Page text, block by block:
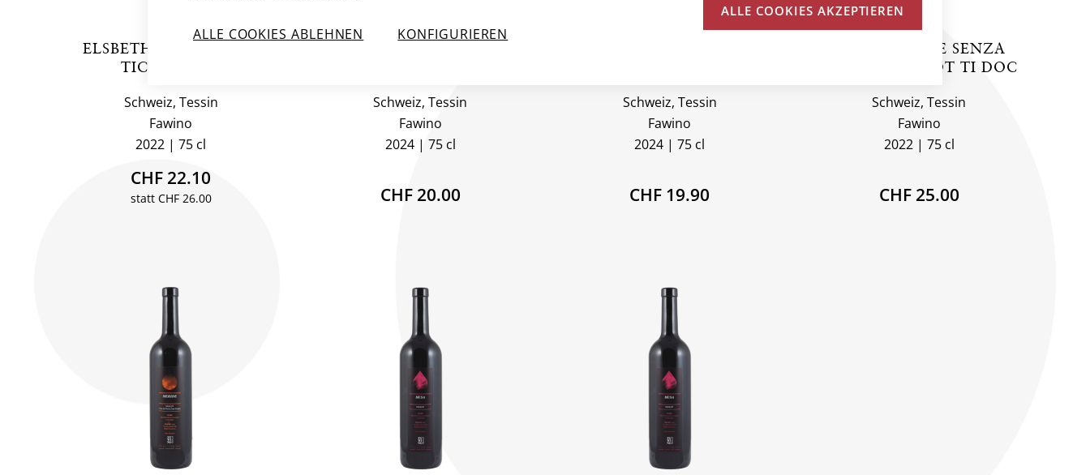
ELSBETH BIANCO DEL
TICINO DOC
Schweiz, Tessin
Fawino
2022
75 cl
CHF 22.10
statt CHF 26.00
Schweiz, Tessin
Fawino
2024
75 cl
CHF 20.00
Schweiz, Tessin
Fawino
2024
75 cl
CHF 19.90
CANTASTORIE SENZA
SULFITI MERLOT TI DOC
Schweiz, Tessin
Fawino
2022
75 cl
CHF 25.00
ALLE COOKIES ABLEHNEN KONFIGURIEREN
ALLE COOKIES AKZEPTIEREN